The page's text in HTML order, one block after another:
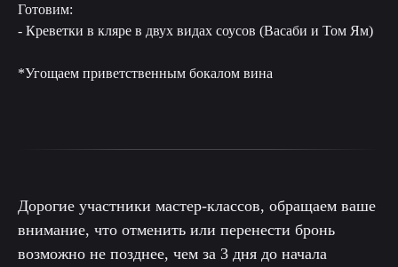
Готовим:
- Креветки в кляре в двух видах соусов (Васаби и Том Ям)
*Угощаем приветственным бокалом вина
Дорогие участники мастер-классов, обращаем ваше
внимание, что отменить или перенести бронь
возможно не позднее, чем за 3 дня до начала